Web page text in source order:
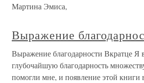
Мартина Эмиса,
Выражение
Выражение благодарности Вкратце
глубочайшую благодарность
помогли мне, и появление этой книги